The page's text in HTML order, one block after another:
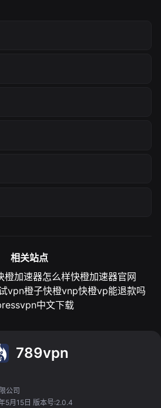
相关站点
橙加速器怎么样快橙加速器官网
vpn橙子快橙vnp快橙vp能退款吗
中文下载
789vpn
公司
5月15日 版本号:2.0.4